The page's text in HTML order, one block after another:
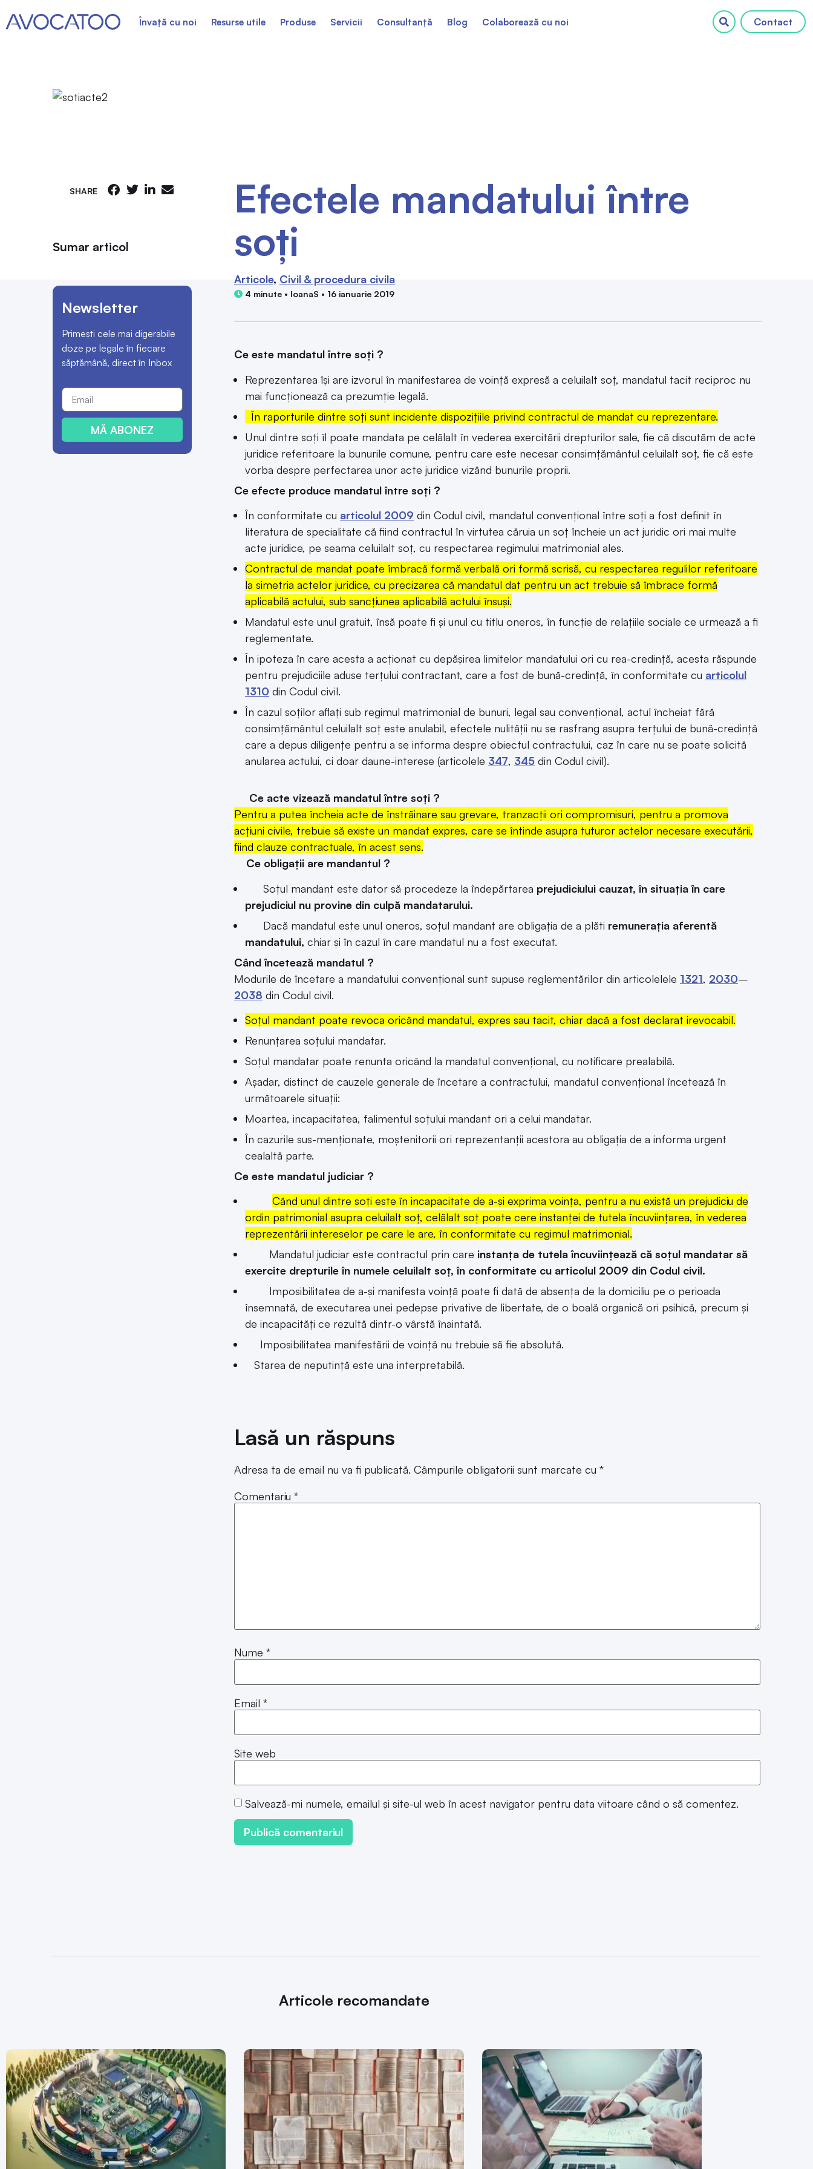
Contact
Învață cu noi Resurse utile Produse Servicii Consultanță Blog Colaborează cu noi
SHARE
Sumar articol
Newsletter
Primești cele mai digerabile
doze pe legale în fiecare
săptămână, direct în Inbox
MĂ ABONEZ
Efectele mandatului între
soți
Articole Civil & procedura civila
4 minute • IoanaS • 16 ianuarie 2019
Ce este mandatul între soți ?
Reprezentarea își are izvorul în manifestarea de voință expresă a celuilalt soț, mandatul tacit reciproc nu
mai funcționează ca prezumție legală.
În raporturile dintre soți sunt incidente dispozițiile privind contractul de mandat cu reprezentare.
Unul dintre soți îl poate mandata pe celălalt în vederea exercitării drepturilor sale, fie că discutăm de acte
juridice referitoare la bunurile comune, pentru care este necesar consimțământul celuilalt soț, fie că este
vorba despre perfectarea unor acte juridice vizând bunurile proprii.
Ce efecte produce mandatul între soți ?
În conformitate cu articolul 2009 din Codul civil, mandatul convențional între soți a fost definit în
literatura de specialitate că fiind contractul în virtutea căruia un soț încheie un act juridic ori mai multe
acte juridice, pe seama celuilalt soț, cu respectarea regimului matrimonial ales.
Contractul de mandat poate îmbracă formă verbală ori formă scrisă, cu respectarea regulilor referitoare
la simetria actelor juridice, cu precizarea că mandatul dat pentru un act trebuie să îmbrace formă
aplicabilă actului, sub sancțiunea aplicabilă actului însuși.
Mandatul este unul gratuit, însă poate fi și unul cu titlu oneros, în funcție de relațiile sociale ce urmează a fi
reglementate.
În ipoteza în care acesta a acționat cu depășirea limitelor mandatului ori cu rea-credință, acesta răspunde
pentru prejudiciile aduse terțului contractant, care a fost de bună-credință, în conformitate cu articolul
1310 din Codul civil.
În cazul soților aflați sub regimul matrimonial de bunuri, legal sau convențional, actul încheiat fără
consimțământul celuilalt soț este anulabil, efectele nulității nu se rasfrang asupra terțului de bună-credință
care a depus diligențe pentru a se informa despre obiectul contractului, caz în care nu se poate solicită
anularea actului, ci doar daune-interese (articolele 347, 345 din Codul civil).
Ce acte vizează mandatul între soți ?
Pentru a putea încheia acte de înstrăinare sau grevare, tranzacții ori compromisuri, pentru a promova
acțiuni civile, trebuie să existe un mandat expres, care se întinde asupra tuturor actelor necesare executării,
fiind clauze contractuale, în acest sens.
Ce obligații are mandantul ?
Soțul mandant este dator să procedeze la îndepărtarea prejudiciului cauzat, în situația în care
prejudiciul nu provine din culpă mandatarului.
Dacă mandatul este unul oneros, soțul mandant are obligația de a plăti remunerația aferentă
mandatului, chiar și în cazul în care mandatul nu a fost executat.
Când încetează mandatul ?
Modurile de încetare a mandatului convențional sunt supuse reglementărilor din articolelele 1321, 2030–
2038 din Codul civil.
Soțul mandant poate revoca oricând mandatul, expres sau tacit, chiar dacă a fost declarat irevocabil.
Renunțarea soțului mandatar.
Soțul mandatar poate renunta oricând la mandatul convențional, cu notificare prealabilă.
Așadar, distinct de cauzele generale de încetare a contractului, mandatul convențional încetează în
următoarele situații:
Moartea, incapacitatea, falimentul soțului mandant ori a celui mandatar.
În cazurile sus-menționate, moștenitorii ori reprezentanții acestora au obligația de a informa urgent
cealaltă parte.
Ce este mandatul judiciar ?
Când unul dintre soți este în incapacitate de a-și exprima voința, pentru a nu există un prejudiciu de
ordin patrimonial asupra celuilalt soț, celălalt soț poate cere instanței de tutela încuviințarea, în vederea
reprezentării intereselor pe care le are, în conformitate cu regimul matrimonial.
Mandatul judiciar este contractul prin care instanța de tutela încuviințează că soțul mandatar să
exercite drepturile în numele celuilalt soț, în conformitate cu articolul 2009 din Codul civil.
Imposibilitatea de a-și manifesta voință poate fi dată de absența de la domiciliu pe o perioada
însemnată, de executarea unei pedepse privative de libertate, de o boală organică ori psihică, precum și
de incapacități ce rezultă dintr-o vârstă înaintată.
Imposibilitatea manifestării de voință nu trebuie să fie absolută.
Starea de neputință este una interpretabilă.
Lasă un răspuns
Adresa ta de email nu va fi publicată. Câmpurile obligatorii sunt marcate cu *
Comentariu *
Nume *
Email *
Site web
Salvează-mi numele, emailul și site-ul web în acest navigator pentru data viitoare când o să comentez.
Articole recomandate